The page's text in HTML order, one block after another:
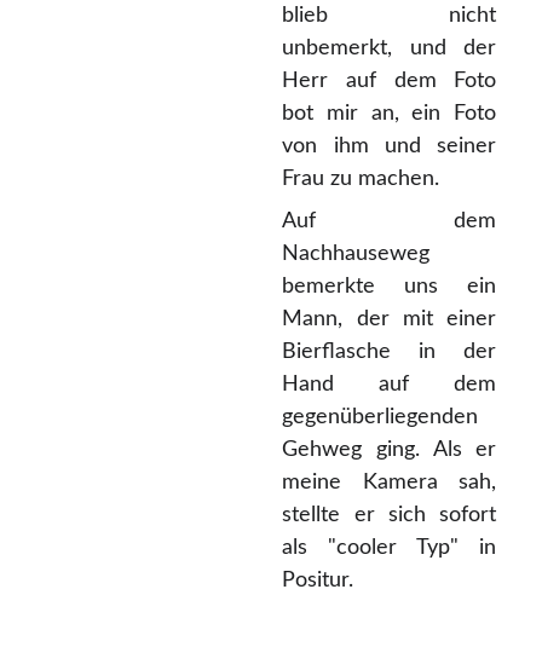
blieb nicht
unbemerkt, und der
Herr auf dem Foto
bot mir an, ein Foto
von ihm und seiner
Frau zu machen.
Auf dem
Nachhauseweg
bemerkte uns ein
Mann, der mit einer
Bierflasche in der
Hand auf dem
gegenüberliegenden
Gehweg ging. Als er
meine Kamera sah,
stellte er sich sofort
als "cooler Typ" in
Positur.